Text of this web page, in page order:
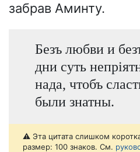
забрав Аминту.
Безъ любви и
дни суть
нада, чтобъ
были знатны.
⚠️ Эта цитата слишком
размер: 100 знаков. См.